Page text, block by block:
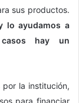
sus productos.
lo ayudamos a
hay un
la institución,
para financiar